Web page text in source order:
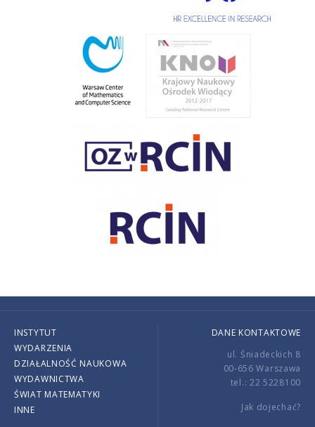
INSTYTUT
WYDARZENIA
DZIAŁALNOŚĆ NAUKOWA
WYDAWNICTWA
ŚWIAT MATEMATYKI
INNE
DANE KONTAKTOWE
ul. Śniadeckich 8
00-656 Warszawa
tel.: 22 5228100
Jak dojechać?